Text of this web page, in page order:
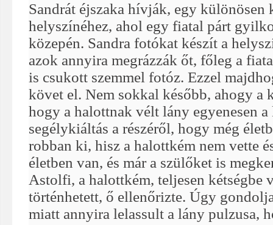
Sandrát éjszaka hívják, egy különösen
helyszínéhez, ahol egy fiatal párt
közepén. Sandra fotókat készít a
azok annyira megrázzák őt, főleg a
is csukott szemmel fotóz. Ezzel
követ el. Nem sokkal később, ahogy a
hogy a halottnak vélt lány egyenesen a
segélykiáltás a részéről, hogy még
robban ki, hisz a halottkém nem vette
életben van, és már a szülőket is
Astolfi, a halottkém, teljesen kétségbe
történhetett, ő ellenőrizte. Úgy
miatt annyira lelassult a lány pulzusa,